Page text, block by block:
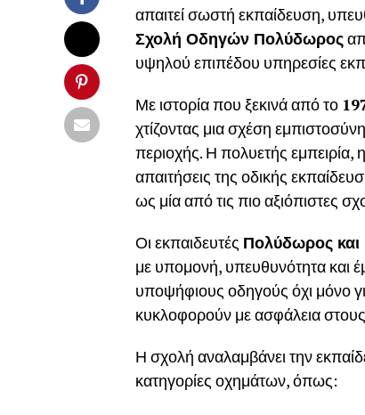
απαιτεί σωστή εκπαίδευση,
Σχολή Οδηγών Πολύδωρος
υψηλού επιπέδου υπηρεσίες
Με ιστορία που ξεκινά από το
χτίζοντας μια σχέση
περιοχής. Η πολυετής εμπειρία,
απαιτήσεις της οδικής
ως μία από τις πιο αξιόπιστες
Οι εκπαιδευτές Πολύδωρος και
με υπομονή, υπευθυνότητα και
υποψήφιους οδηγούς όχι μόνο
κυκλοφορούν με ασφάλεια
Η σχολή αναλαμβάνει την
κατηγορίες οχημάτων, όπως: